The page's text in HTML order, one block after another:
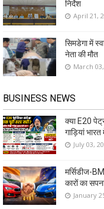
निर्देश
April 21,
सिमडेगा में
नेता की मौत
March
BUSINESS NEWS
क्या E20
गाड़ियां
July 03,
मर्सिडीज-
कारों का
January